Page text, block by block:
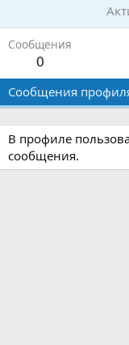
Сообщения
0
Сообщения
В профиле
сообщения.